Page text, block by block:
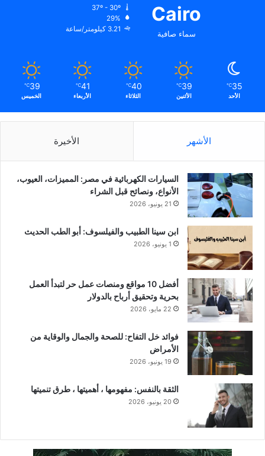
Cairo
سماء صافية
29%
3.21 كيلومتر/ساعة
35
℃
الأحد
39
℃
الأثنين
40
℃
الثلاثاء
41
℃
الأربعاء
39
℃
الخميس
الأشهر الأخيرة
السيارات الكهربائية في مصر: المميزات، العيوب،
الأنواع، ونصائح قبل الشراء
21 يونيو، 2026
ابن سينا الطبيب والفيلسوف: أبو الطب الحديث
1 يونيو، 2026
أفضل 10 مواقع ومنصات عمل حر لتبدأ العمل
بحرية وتحقيق أرباح بالدولار
22 مايو، 2026
فوائد خل التفاح: للصحة والجمال والوقاية من
الأمراض
19 يونيو، 2026
الثقة بالنفس: مفهومها ، أهميتها ، طرق تنميتها
20 يونيو، 2026